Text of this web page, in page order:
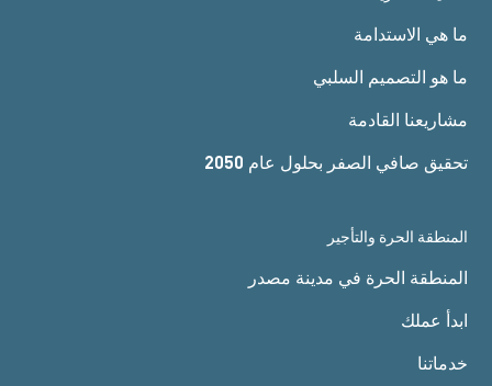
ما هي الاستدامة
ما هو التصميم السلبي
مشاريعنا القادمة
تحقيق صافي الصفر بحلول عام 2050
المنطقة الحرة والتأجير
المنطقة الحرة في مدينة مصدر
ابدأ عملك
خدماتنا